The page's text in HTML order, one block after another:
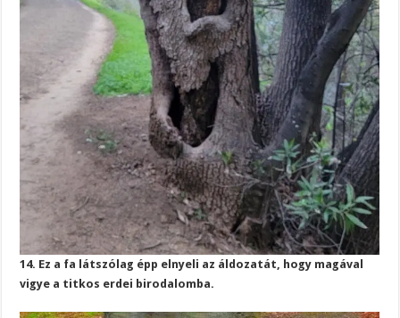
14. Ez a fa látszólag épp elnyeli az áldozatát, hogy magával
vigye a titkos erdei birodalomba.